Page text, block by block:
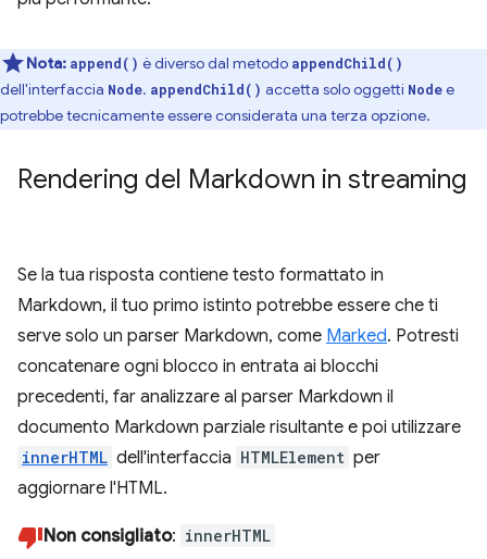
Nota: append() è diverso dal metodo appendChild()
dell'interfaccia Node. appendChild() accetta solo oggetti Nodee
potrebbe tecnicamente essere considerata una terza opzione.
Rendering del Markdown in streaming
Se la tua risposta contiene testo formattato in
Markdown, il tuo primo istinto potrebbe essere che ti
serve solo un parser Markdown, come Marked. Potresti
concatenare ogni blocco in entrata ai blocchi
precedenti, far analizzare al parser Markdown il
documento Markdown parziale risultante e poi utilizzare
innerHTML dell'interfaccia HTMLElement per
aggiornare l'HTML.
Non consigliato: innerHTML